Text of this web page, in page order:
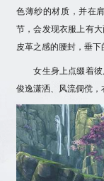
色薄纱的材质，并在
节，会发现衣服上有
皮革之感的腰封，垂下
女生身上点缀着彼
俊逸潇洒、风流倜傥，